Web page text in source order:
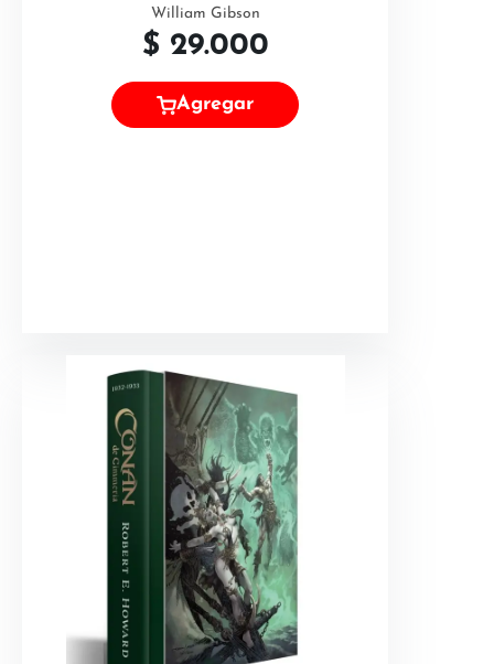
William Gibson
$ 29.000
Agregar